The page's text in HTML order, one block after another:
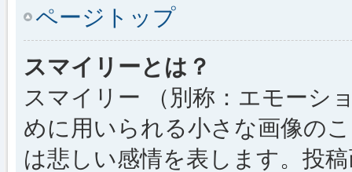
ページトップ
スマイリーとは？
スマイリー （別称：エモーシ
めに用いられる小さな画像の
は悲しい感情を表します。投